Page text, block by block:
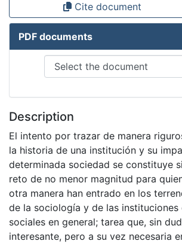
Cite document
PDF documents
Description
El intento por trazar de manera
la historia de una institución y su
determinada sociedad se constituye
reto de no menor magnitud para
otra manera han entrado en los
de la sociología y de las instituciones
sociales en general; tarea que, sin
interesante, pero a su vez necesaria